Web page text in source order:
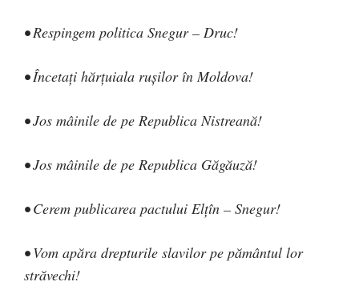
• Respingem politica Snegur – Druc!
• Încetaţi hărţuiala ruşilor în Moldova!
• Jos mâinile de pe Republica Nistreană!
• Jos mâinile de pe Republica Găgăuză!
• Cerem publicarea pactului Elţîn – Snegur!
• Vom apăra drepturile slavilor pe pământul lor
străvechi!